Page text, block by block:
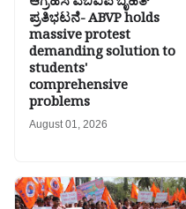
ಪ್ರತಿಭಟನೆ- ABVP holds
massive protest
demanding solution to
students'
comprehensive
problems
August 01, 2026